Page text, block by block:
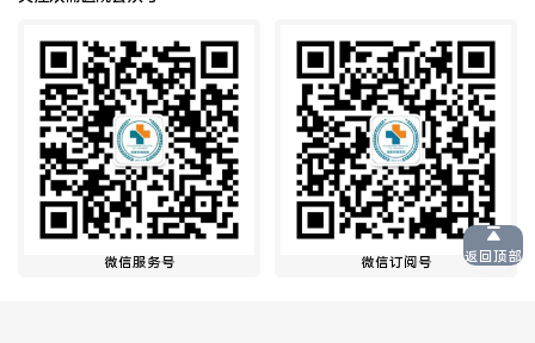
快捷服务
专家坐诊 咨询挂号
门诊就诊指南 医院布局
关注双楠医院公众号 返回顶部